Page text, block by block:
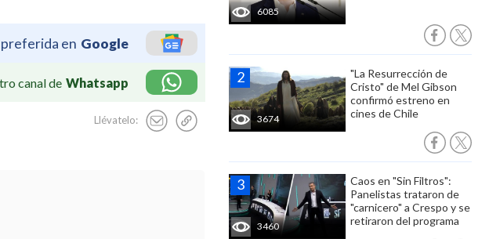
en Google
canal de Whatsapp
Llévatelo:
6085
3674
"La Resurrección de
Cristo" de Mel Gibson
confirmó estreno en
cines de Chile
3460
Caos en "Sin Filtros":
Panelistas trataron de
"carnicero" a Crespo y se
retiraron del programa